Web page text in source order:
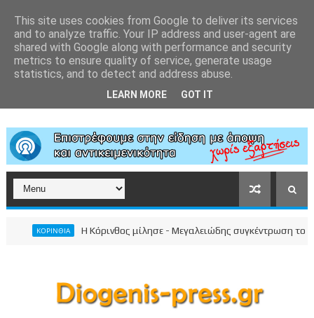
ΚΟΡΙΝΘΙΑ Η Κόρινθος μίλησε - Μεγαλειώδης συγκέντρωση του Νίκου
This site uses cookies from Google to deliver its services
and to analyze traffic. Your IP address and user-agent are
shared with Google along with performance and security
metrics to ensure quality of service, generate usage
statistics, and to detect and address abuse.
LEARN MORE GOT IT